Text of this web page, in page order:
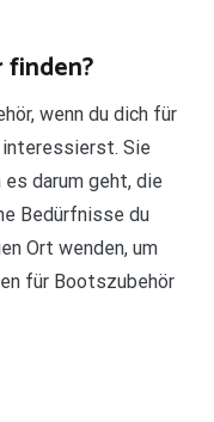
finden?
wenn du dich für
Sie
darum geht, die
Bedürfnisse du
Ort wenden, um
für Bootszubehör